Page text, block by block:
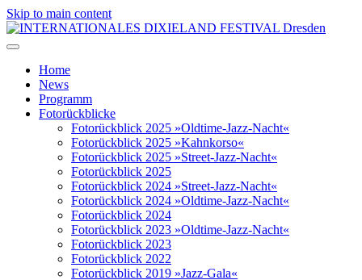
Skip to main content
Home
News
Programm
Fotorückblicke
Fotorückblick 2025 »Oldtime-Jazz-Nacht«
Fotorückblick 2025 »Kahnkorso«
Fotorückblick 2025 »Street-Jazz-Nacht«
Fotorückblick 2025
Fotorückblick 2024 »Street-Jazz-Nacht«
Fotorückblick 2024 »Oldtime-Jazz-Nacht«
Fotorückblick 2024
Fotorückblick 2023 »Oldtime-Jazz-Nacht«
Fotorückblick 2023
Fotorückblick 2022
Fotorückblick 2019 »Jazz-Gala«